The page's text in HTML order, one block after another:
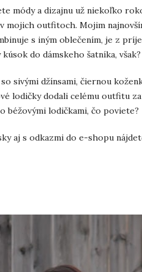
módy a dizajnu už niekoľko
mojich outfitoch. Mojim
s iným oblečením, je z
do dámskeho šatníka, však?
sivými džínsami, čiernou
lodičky dodali celému outfitu
béžovými lodičkami, čo poviete?
aj s odkazmi do e-shopu